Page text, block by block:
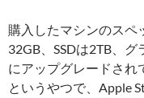
購入したマシンのスペ
32GB、SSDは2TB、
にアップグレードされ
というやつで、Apple